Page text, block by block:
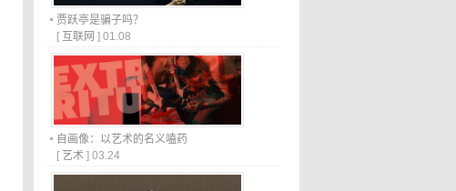
贾跃亭是骗子吗？
[ 互联网 ] 01.08
自画像：以艺术的名义嗑药
[ 艺术 ] 03.24